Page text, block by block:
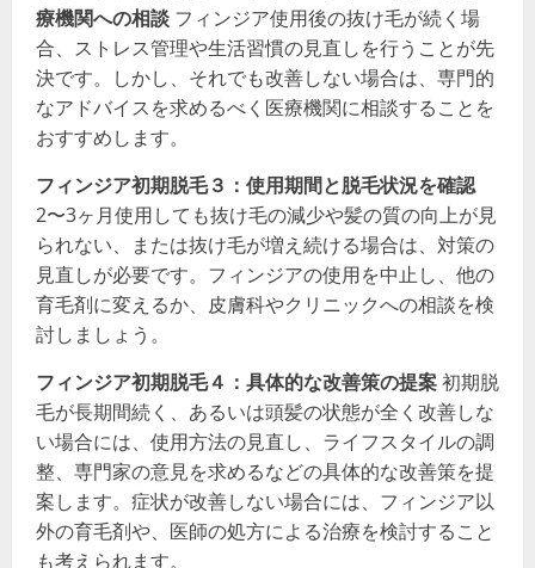
療機関への相談 フィンジア使用後の抜け毛が続く場
合、ストレス管理や生活習慣の見直しを行うことが先
決です。しかし、それでも改善しない場合は、専門的
なアドバイスを求めるべく医療機関に相談することを
おすすめします。
フィンジア初期脱毛３：使用期間と脱毛状況を確認
2〜3ヶ月使用しても抜け毛の減少や髪の質の向上が見
られない、または抜け毛が増え続ける場合は、対策の
見直しが必要です。フィンジアの使用を中止し、他の
育毛剤に変えるか、皮膚科やクリニックへの相談を検
討しましょう。
フィンジア初期脱毛４：具体的な改善策の提案初期脱
毛が長期間続く、あるいは頭髪の状態が全く改善しな
い場合には、使用方法の見直し、ライフスタイルの調
整、専門家の意見を求めるなどの具体的な改善策を提
案します。症状が改善しない場合には、フィンジア以
外の育毛剤や、医師の処方による治療を検討すること
も考えられます。